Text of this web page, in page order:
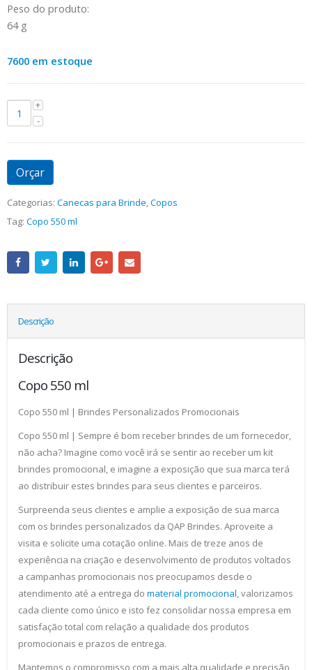
Peso do produto:
64 g
7600 em estoque
Orçar
Categorias: Canecas para Brinde,Copos
Tag: Copo 550 ml
Descrição
Descrição
Copo 550 ml
Copo 550 ml | Brindes Personalizados Promocionais
Copo 550 ml | Sempre é bom receber brindes de um fornecedor,
não acha? Imagine como você irá se sentir ao receber um kit
brindes promocional, e imagine a exposição que sua marca terá
ao distribuir estes brindes para seus clientes e parceiros.
Surpreenda seus clientes e amplie a exposição de sua marca
com os brindes personalizados da QAP Brindes. Aproveite a
visita e solicite uma cotação online. Mais de treze anos de
experiência na criação e desenvolvimento de produtos voltados
a campanhas promocionais nos preocupamos desde o
atendimento até a entrega do material promocional, valorizamos
cada cliente como único e isto fez consolidar nossa empresa em
satisfação total com relação a qualidade dos produtos
promocionais e prazos de entrega.
Mantemos o compromisso com a mais alta qualidade e precisão